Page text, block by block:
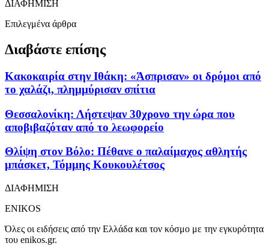
ΔΙΑΦΗΜΙΣΗ
Επιλεγμένα άρθρα
Διαβάστε επίσης
Κακοκαιρία στην Ιθάκη: «Άσπρισαν» οι δρόμοι από
το χαλάζι, πλημμύρισαν σπίτια
Θεσσαλονίκη: Λήστεψαν 30χρονο την ώρα που
αποβιβαζόταν από το λεωφορείο
Θλίψη στον Βόλο: Πέθανε ο παλαίμαχος αθλητής
μπάσκετ, Τόμμης Κουκουλέτσος
ΔΙΑΦΗΜΙΣΗ
ENIKOS
Όλες οι ειδήσεις από την Ελλάδα και τον κόσμο με την εγκυρότητα
του enikos.gr.